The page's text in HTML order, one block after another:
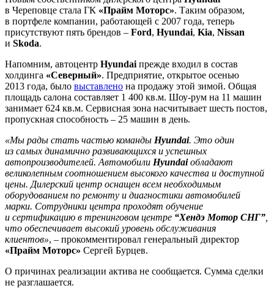
в Череповце стала ГК «Прайм Моторс». Таким образом,
в портфеле компании, работающей с 2007 года, теперь
присутствуют пять брендов – Ford, Hyundai, Kia, Nissan
и Skoda.
Напомним, автоцентр Hyundai прежде входил в состав
холдинга «Северный». Предприятие, открытое осенью
2013 года, было выставлено на продажу этой зимой. Общая
площадь салона составляет 1 400 кв.м. Шоу-рум на 11 машин
занимает 624 кв.м. Сервисная зона насчитывает шесть постов,
пропускная способность – 25 машин в день.
«Мы рады стать частью команды Hyundai. Это один
из самых динамично развивающихся и успешных
автопроизводителей. Автомобили Hyundaiобладают
великолепным соотношением высокого качества и доступной
цены. Дилерский центр оснащен всем необходимым
оборудованием по ремонту и диагностики автомобилей
марки. Сотрудники центра проходят обучение
и сертификацию в тренинговом центре “Хендэ Мотор СНГ”
что обеспечивает высокий уровень обслуживания
клиентов», – прокомментировал генеральный директор
«Прайм Моторс» Сергей Бурцев.
О причинах реализации актива не сообщается. Сумма сделки
не разглашается.